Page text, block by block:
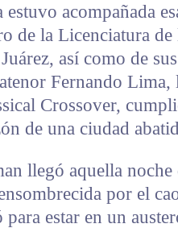
acompañada
de la Licenciatura
así como de
Fernando
Crossover,
de una ciudad
llegó aquella
por el
para estar en un